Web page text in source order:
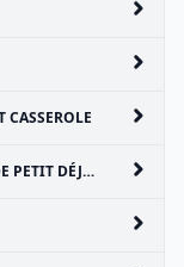
CASSEROLE
DÉJEUNER